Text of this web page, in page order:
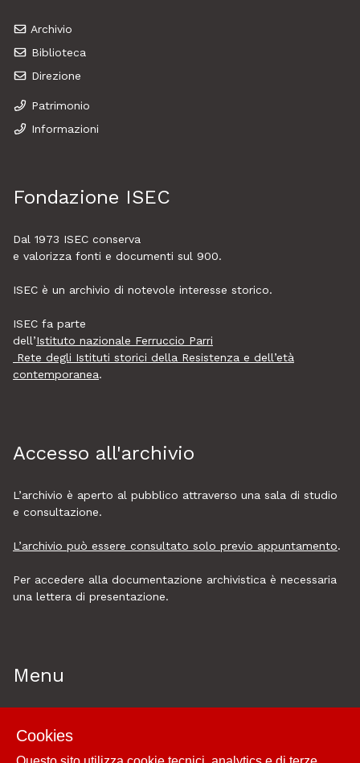
Archivio
Biblioteca
Direzione
Patrimonio
Informazioni
Fondazione ISEC
Dal 1973 ISEC conserva
e valorizza fonti e documenti sul 900.
ISEC è un archivio di notevole interesse storico.
ISEC fa parte
dell’Istituto nazionale Ferruccio Parri
Rete degli Istituti storici della Resistenza e dell’età
contemporanea.
Accesso all'archivio
L’archivio è aperto al pubblico attraverso una sala di studio
e consultazione.
L’archivio può essere consultato solo previo appuntamento.
Per accedere alla documentazione archivistica è necessaria
una lettera di presentazione.
Menu
Esplora
Cookies